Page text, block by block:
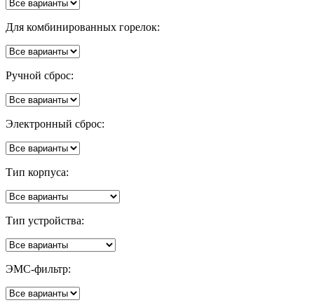
Для комбинированных горелок:
Ручной сброс:
Электронный сброс:
Тип корпуса:
Тип устройства:
ЭМС-фильтр: